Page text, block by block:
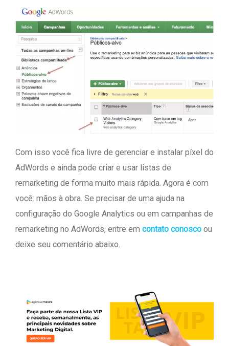
Com isso você fica livre de gerenciar e instalar píxel do
AdWords e ainda pode criar e usar listas de
remarketing de forma muito mais rápida. Agora é com
você: mãos à obra. Se precisar de uma ajuda na
configuração do Google Analytics ou em campanhas de
remarketing no AdWords, entre em contato conosco ou
deixe seu comentário abaixo.